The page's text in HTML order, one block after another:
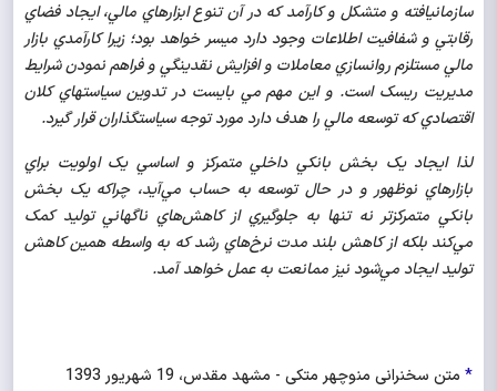
سازمان­يافته و متشکل و کارآمد که در آن تنوع ابزارهاي مالي، ايجاد فضاي
رقابتي و شفافيت اطلاعات وجود دارد ميسر خواهد بود؛ زيرا کارآمدي بازار
مالي مستلزم روان­سازي معاملات و افزايش نقدينگي و فراهم نمودن شرايط
مديريت ريسک است. و اين مهم مي بايست در تدوين سياست­هاي كلان
اقتصادي كه توسعه مالي را هدف دارد مورد توجه سياست­گذاران قرار گيرد.
لذا ايجاد يک بخش بانکي داخلي متمرکز و اساسي يک اولويت براي
بازارهاي نوظهور و در حال توسعه به حساب مي‌آيد، چراکه يک بخش
بانکي متمرکز‌تر نه تنها به جلوگيري از کاهش‌هاي ناگهاني توليد کمک
مي‌کند بلکه از کاهش بلند مدت نرخ‌هاي رشد که به واسطه همين کاهش
توليد ايجاد مي‌شود نيز ممانعت به عمل خواهد آمد.
* متن سخنرانی منوچهر متکی - مشهد مقدس، 19 شهریور 1393